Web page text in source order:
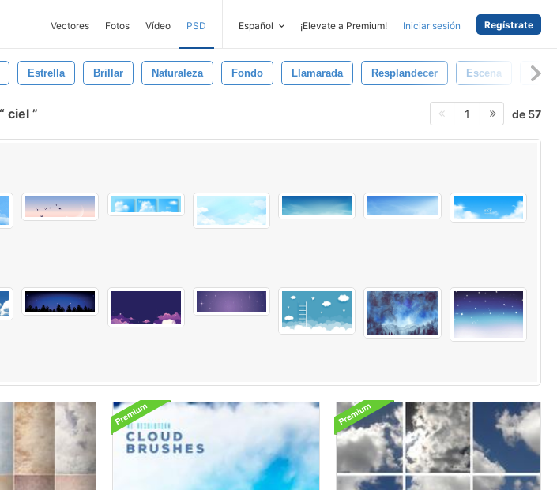
Vectores Fotos Vídeo PSD Español ¡Elevate a Premium! Iniciar sesión Regístrate
Estrella Brillar Naturaleza Fondo Llamarada Resplandecer Escena Brillo
ciel 1 de 57